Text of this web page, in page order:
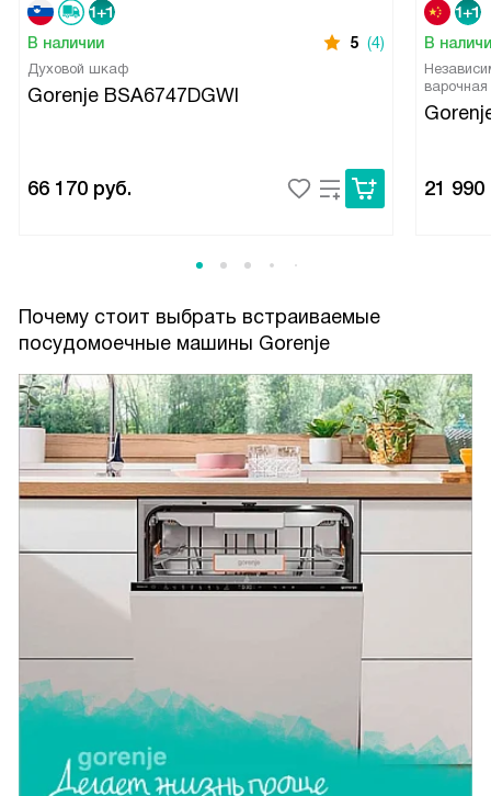
В наличии 5 (4)
Духовой шкаф
Gorenje BSA6747DGWI
66 170 руб.
В
21 990
Почему стоит выбрать встраиваемые
посудомоечные машины Gorenje